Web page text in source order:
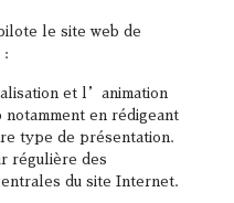
le site web de
:
et l’animation
notamment en rédigeant
type de présentation.
régulière des
du site Internet.